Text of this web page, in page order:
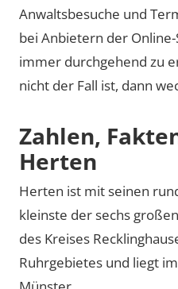
Anwaltsbesuche und
bei Anbietern der Online-
immer durchgehend zu
nicht der Fall ist, dann
Zahlen,
Herten
Herten ist mit seinen
kleinste der sechs
des Kreises
Ruhrgebietes und liegt